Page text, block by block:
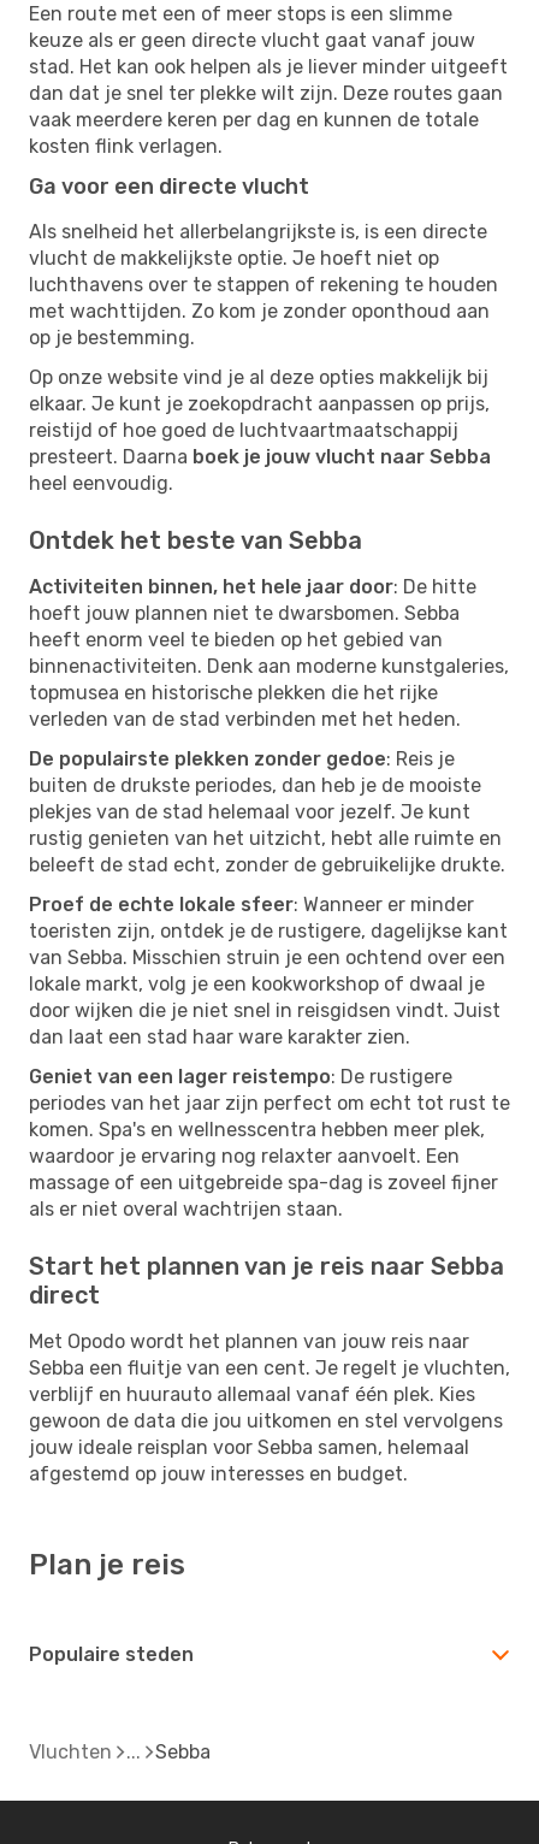
Een route met een of meer stops is een slimme
keuze als er geen directe vlucht gaat vanaf jouw
stad. Het kan ook helpen als je liever minder uitgeeft
dan dat je snel ter plekke wilt zijn. Deze routes gaan
vaak meerdere keren per dag en kunnen de totale
kosten flink verlagen.
Ga voor een directe vlucht
Als snelheid het allerbelangrijkste is, is een directe
vlucht de makkelijkste optie. Je hoeft niet op
luchthavens over te stappen of rekening te houden
met wachttijden. Zo kom je zonder oponthoud aan
op je bestemming.
Op onze website vind je al deze opties makkelijk bij
elkaar. Je kunt je zoekopdracht aanpassen op prijs,
reistijd of hoe goed de luchtvaartmaatschappij
presteert. Daarna boek je jouw vlucht naar Sebba
heel eenvoudig.
Ontdek het beste van Sebba
Activiteiten binnen, het hele jaar door: De hitte
hoeft jouw plannen niet te dwarsbomen. Sebba
heeft enorm veel te bieden op het gebied van
binnenactiviteiten. Denk aan moderne kunstgaleries,
topmusea en historische plekken die het rijke
verleden van de stad verbinden met het heden.
De populairste plekken zonder gedoe: Reis je
buiten de drukste periodes, dan heb je de mooiste
plekjes van de stad helemaal voor jezelf. Je kunt
rustig genieten van het uitzicht, hebt alle ruimte en
beleeft de stad echt, zonder de gebruikelijke drukte.
Proef de echte lokale sfeer: Wanneer er minder
toeristen zijn, ontdek je de rustigere, dagelijkse kant
van Sebba. Misschien struin je een ochtend over een
lokale markt, volg je een kookworkshop of dwaal je
door wijken die je niet snel in reisgidsen vindt. Juist
dan laat een stad haar ware karakter zien.
Geniet van een lager reistempo: De rustigere
periodes van het jaar zijn perfect om echt tot rust te
komen. Spa's en wellnesscentra hebben meer plek,
waardoor je ervaring nog relaxter aanvoelt. Een
massage of een uitgebreide spa-dag is zoveel fijner
als er niet overal wachtrijen staan.
Start het plannen van je reis naar Sebba
direct
Met Opodo wordt het plannen van jouw reis naar
Sebba een fluitje van een cent. Je regelt je vluchten,
verblijf en huurauto allemaal vanaf één plek. Kies
gewoon de data die jou uitkomen en stel vervolgens
jouw ideale reisplan voor Sebba samen, helemaal
afgestemd op jouw interesses en budget.
Plan je reis
Populaire steden
Vluchten Sebba